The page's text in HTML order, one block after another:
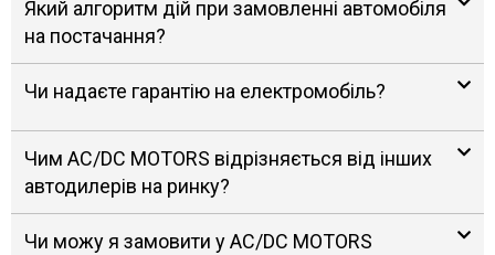
Який алгоритм дій при замовленні автомобіля
на постачання?
Чи надаєте гарантію на електромобіль?
Чим AC/DC MOTORS відрізняється від інших
автодилерів на ринку?
Чи можу я замовити у AC/DC MOTORS